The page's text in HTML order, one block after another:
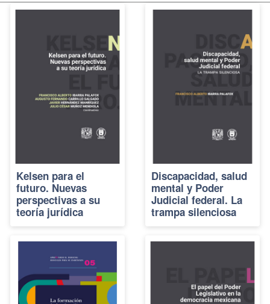
Kelsen para el
futuro. Nuevas
perspectivas a su
teoría jurídica
Discapacidad, salud
mental y Poder
Judicial federal. La
trampa silenciosa